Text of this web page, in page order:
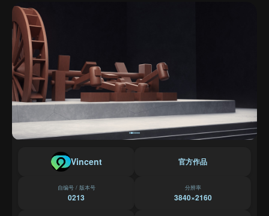
忘记密码
Vincent 官方作品
自编号 / 版本号
0213
分辨率
3840×2160